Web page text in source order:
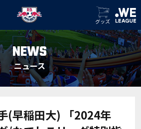
グッズ
NEWS
ニュース
(早稲田大) 「2024年